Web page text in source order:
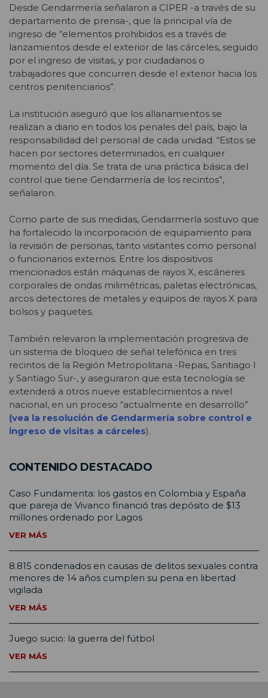
Desde Gendarmería señalaron a CIPER -a través de su
departamento de prensa-, que la principal vía de
ingreso de “elementos prohibidos es a través de
lanzamientos desde el exterior de las cárceles, seguido
por el ingreso de visitas, y por ciudadanos o
trabajadores que concurren desde el exterior hacia los
centros penitenciarios”.
La institución aseguró que los allanamientos se
realizan a diario en todos los penales del país, bajo la
responsabilidad del personal de cada unidad. “Estos se
hacen por sectores determinados, en cualquier
momento del día. Se trata de una práctica básica del
control que tiene Gendarmería de los recintos”,
señalaron.
Como parte de sus medidas, Gendarmería sostuvo que
ha fortalecido la incorporación de equipamiento para
la revisión de personas, tanto visitantes como personal
o funcionarios externos. Entre los dispositivos
mencionados están máquinas de rayos X, escáneres
corporales de ondas milimétricas, paletas electrónicas,
arcos detectores de metales y equipos de rayos X para
bolsos y paquetes.
También relevaron la implementación progresiva de
un sistema de bloqueo de señal telefónica en tres
recintos de la Región Metropolitana -Repas, Santiago I
y Santiago Sur-, y aseguraron que esta tecnología se
extenderá a otros nueve establecimientos a nivel
nacional, en un proceso “actualmente en desarrollo”
(vea la resolución de Gendarmería sobre control e
ingreso de visitas a cárceles).
CONTENIDO DESTACADO
Caso Fundamenta: los gastos en Colombia y España
que pareja de Vivanco financió tras depósito de $13
millones ordenado por Lagos
VER MÁS
8.815 condenados en causas de delitos sexuales contra
menores de 14 años cumplen su pena en libertad
vigilada
VER MÁS
Juego sucio: la guerra del fútbol
VER MÁS